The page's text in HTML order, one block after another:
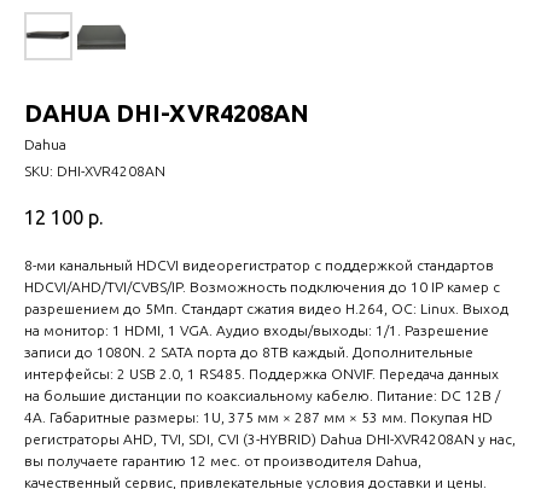
DAHUA DHI-XVR4208AN
Dahua
SKU: DHI-XVR4208AN
12 100 р.
8-ми канальный HDCVI видеорегистратор с поддержкой стандартов
HDCVI/AHD/TVI/CVBS/IP. Возможность подключения до 10 IP камер с
разрешением до 5Мп. Стандарт сжатия видео H.264, ОС: Linux. Выход
на монитор: 1 HDMI, 1 VGA. Аудио входы/выходы: 1/1. Разрешение
записи до 1080N. 2 SATA порта до 8TB каждый. Дополнительные
интерфейсы: 2 USB 2.0, 1 RS485. Поддержка ONVIF. Передача данных
на большие дистанции по коаксиальному кабелю. Питание: DC 12В /
4A. Габаритные размеры: 1U, 375 мм × 287 мм × 53 мм. Покупая HD
регистраторы AHD, TVI, SDI, CVI (3-HYBRID) Dahua DHI-XVR4208AN у нас,
вы получаете гарантию 12 мес. от производителя Dahua,
качественный сервис, привлекательные условия доставки и цены.